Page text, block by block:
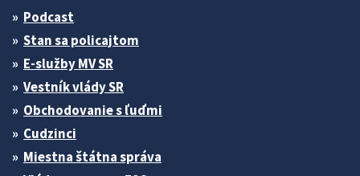
Podcast
Stan sa policajtom
E-služby MV SR
Vestník vlády SR
Obchodovanie s ľuďmi
Cudzinci
Miestna štátna správa